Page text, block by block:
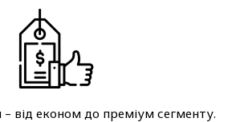
– від економ до преміум сегменту.